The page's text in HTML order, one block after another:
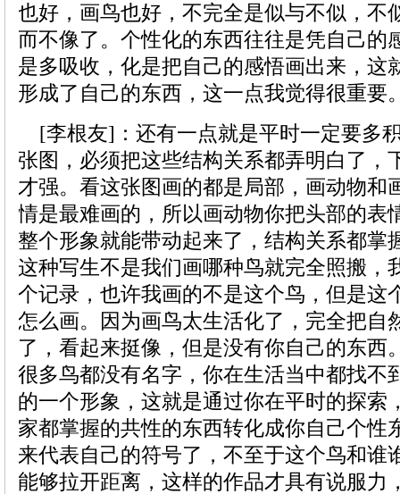
也好，画鸟也好，不完全是似与不似，不
而不像了。个性化的东西往往是凭自己的
是多吸收，化是把自己的感悟画出来，这
形成了自己的东西，这一点我觉得很重要
[李根友]：还有一点就是平时一定要多
张图，必须把这些结构关系都弄明白了，
才强。看这张图画的都是局部，画动物和
情是最难画的，所以画动物你把头部的表
整个形象就能带动起来了，结构关系都掌
这种写生不是我们画哪种鸟就完全照搬，
个记录，也许我画的不是这个鸟，但是这
怎么画。因为画鸟太生活化了，完全把自
了，看起来挺像，但是没有你自己的东西
很多鸟都没有名字，你在生活当中都找不
的一个形象，这就是通过你在平时的探索
家都掌握的共性的东西转化成你自己个性
来代表自己的符号了，不至于这个鸟和谁
能够拉开距离，这样的作品才具有说服力